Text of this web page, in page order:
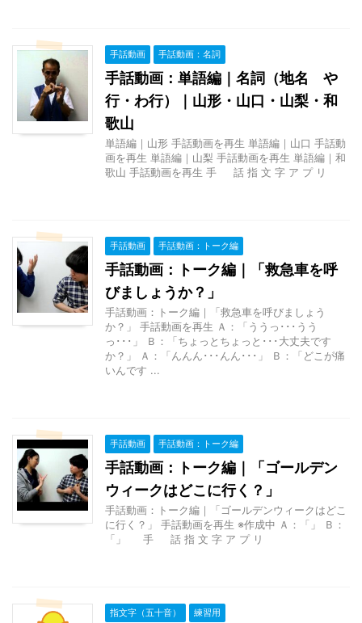
手話動画 手話動画：名詞
手話動画：単語編｜名詞（地名 や
行・わ行）｜山形・山口・山梨・和
歌山
単語編｜山形 手話動画を再生 単語編｜山口 手話動
画を再生 単語編｜山梨 手話動画を再生 単語編｜和
歌山 手話動画を再生 手 話 指 文 字 ア プ リ
手話動画 手話動画：トーク編
手話動画：トーク編｜「救急車を呼
びましょうか？」
手話動画：トーク編｜「救急車を呼びましょう
か？」 手話動画を再生 Ａ：「ううっ･･･うう
っ･･･」 Ｂ：「ちょっとちょっと･･･大丈夫です
か？」 Ａ：「んんん･･･んん･･･」 Ｂ：「どこが痛
いんです ...
手話動画 手話動画：トーク編
手話動画：トーク編｜「ゴールデン
ウィークはどこに行く？」
手話動画：トーク編｜「ゴールデンウィークはどこ
に行く？」 手話動画を再生 ※作成中 Ａ：「」 Ｂ：
「」 手 話 指 文 字 ア プ リ
指文字（五十音） 練習用